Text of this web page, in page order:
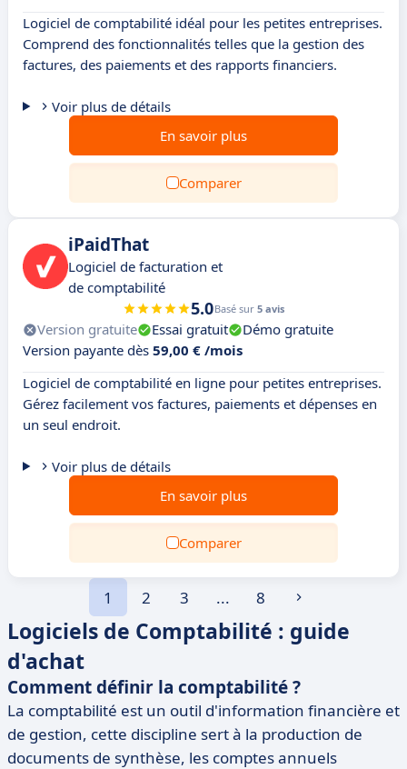
Logiciel de comptabilité idéal pour les petites entreprises.
Comprend des fonctionnalités telles que la gestion des
factures, des paiements et des rapports financiers.
Voir plus de détails
En savoir plus
Comparer
iPaidThat
Logiciel de facturation et
de comptabilité
5.0Basé sur 5 avis
Version gratuite Essai gratuit
Démo gratuite
Version payante dès 59,00 € /mois
Logiciel de comptabilité en ligne pour petites entreprises.
Gérez facilement vos factures, paiements et dépenses en
un seul endroit.
Voir plus de détails
En savoir plus
Comparer
1 2 3 ... 8
Logiciels de Comptabilité : guide
d'achat
Comment définir la comptabilité ?
La comptabilité est un outil d'information financière et
de gestion, cette discipline sert à la production de
documents de synthèse, les comptes annuels